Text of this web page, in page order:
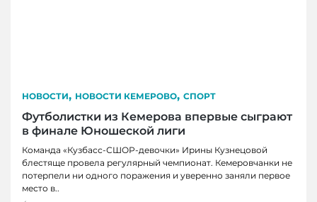
НОВОСТИ, НОВОСТИ КЕМЕРОВО, СПОРТ
Футболистки из Кемерова впервые сыграют
в финале Юношеской лиги
Команда «Кузбасс-СШОР-девочки» Ирины Кузнецовой
блестяще провела регулярный чемпионат. Кемеровчанки не
потерпели ни одного поражения и уверенно заняли первое
место в..